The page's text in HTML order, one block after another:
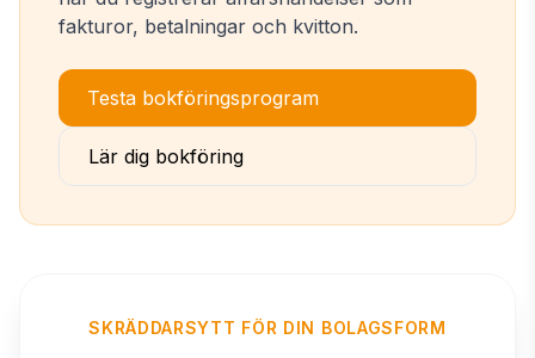
fakturor, betalningar och kvitton.
Testa bokföringsprogram
Lär dig bokföring
SKRÄDDARSYTT FÖR DIN BOLAGSFORM